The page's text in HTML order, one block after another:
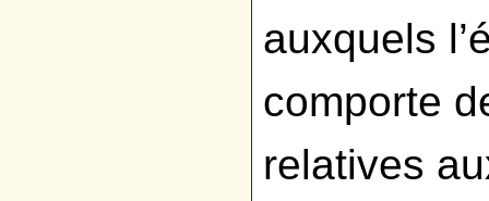
auxquels
comporte
relatives